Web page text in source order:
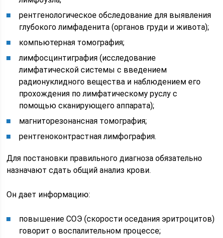
рентгенологическое обследование для выявления
глубокого лимфаденита (органов груди и живота);
компьютерная томография;
лимфосцинтиграфия (исследование
лимфатической системы с введением
радионуклидного вещества и наблюдением его
прохождения по лимфатическому руслу с
помощью сканирующего аппарата);
магниторезонансная томография;
рентгеноконтрастная лимфография.
Для постановки правильного диагноза обязательно
назначают сдать общий анализ крови.
Он дает информацию:
повышение СОЭ (скорости оседания эритроцитов)
говорит о воспалительном процессе;